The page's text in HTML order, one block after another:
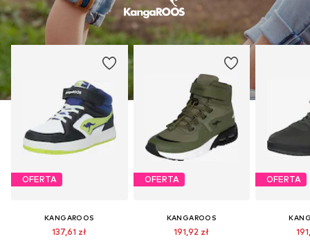
OFERTA
KANGAROOS
137,61 zł
OFERTA
KANGAROOS
191,92 zł
OFERTA